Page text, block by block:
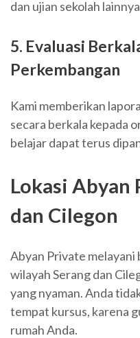
dan ujian sekolah
5. Evaluasi
Perkembangan
Kami memberikan
secara berkala kepada
belajar dapat terus
Lokasi Abyan
dan Cilegon
Abyan Private
wilayah Serang dan
yang nyaman. Anda
tempat kursus, karena
rumah Anda.